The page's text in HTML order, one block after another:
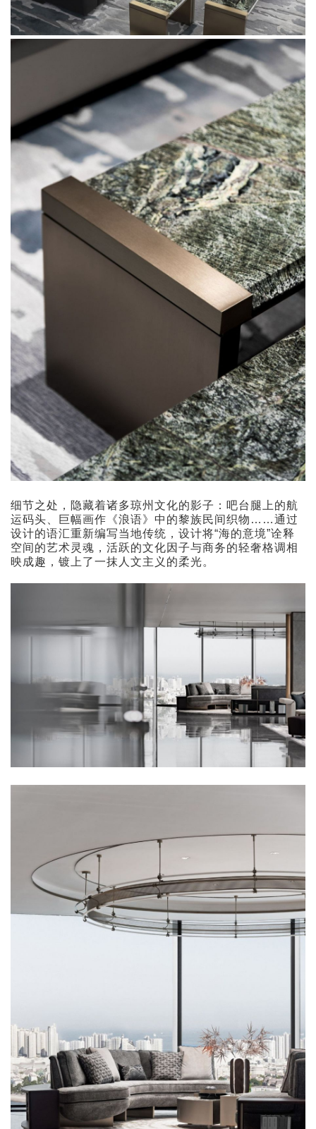
细节之处，隐藏着诸多琼州文化的影子：吧台腿上的航
运码头、巨幅画作《浪语》中的黎族民间织物……通过
设计的语汇重新编写当地传统，设计将“海的意境”诠释
空间的艺术灵魂，活跃的文化因子与商务的轻奢格调相
映成趣，镀上了一抹人文主义的柔光。